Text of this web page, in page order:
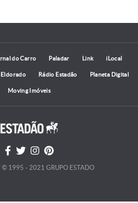
do Carro Paladar Link iLocal
Eldorado Rádio Estadão Planeta Digital
Moving Imóveis
© 1995 - 2021 GRUPO ESTADO